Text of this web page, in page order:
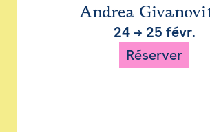
Andrea
24→ 25 févr.
Réserver